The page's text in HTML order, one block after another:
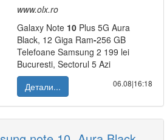
www.olx.ro
Galaxy Note 10 Plus 5G Aura
Black, 12 Giga Ram-256 GB
Telefoane Samsung 2 199 lei
Bucuresti, Sectorul 5 Azi
Детали...
06.08|16:18